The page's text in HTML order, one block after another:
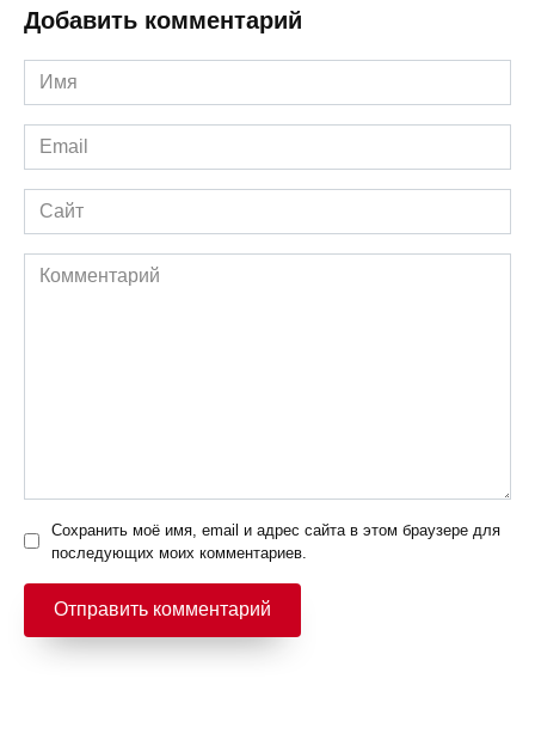
Добавить комментарий
Имя
*
Email
*
Сайт
Комментарий
Сохранить моё имя, email и адрес сайта в этом браузере для
последующих моих комментариев.